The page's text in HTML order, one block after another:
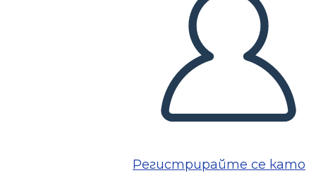
Регистрирайте се като